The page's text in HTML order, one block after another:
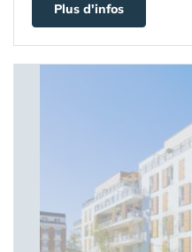
Plus d'infos